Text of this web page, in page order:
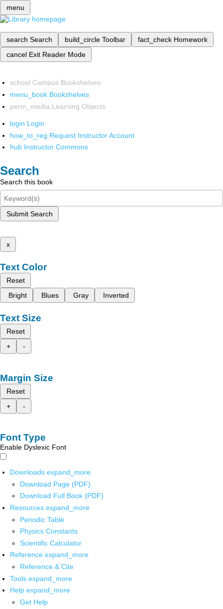
menu
search Search build_circle Toolbar fact_check Homework
cancel Exit Reader Mode
school Campus Bookshelves
menu_book Bookshelves
perm_media Learning Objects
login Login
how_to_reg Request Instructor Account
hub Instructor Commons
Search
Search this book
Submit Search
x
Text Color
Reset
Bright
Blues Gray Inverted
Text Size
Reset
+
-
Margin Size
Reset
+
-
Font Type
Enable Dyslexic Font
Downloads expand_more
Download Page (PDF)
Download Full Book (PDF)
Resources expand_more
Periodic Table
Physics Constants
Scientific Calculator
Reference expand_more
Reference & Cite
Tools expand_more
Help expand_more
Get Help